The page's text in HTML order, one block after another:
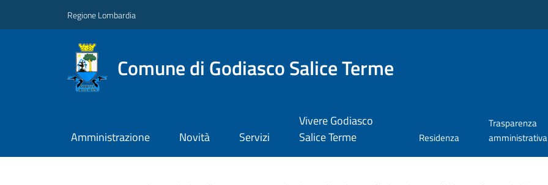
Regione Lombardia
Comune di Godiasco Salice Terme
Amministrazione Novità Servizi
Vivere Godiasco
Salice Terme
Residenza
Trasparenza
amministrativa